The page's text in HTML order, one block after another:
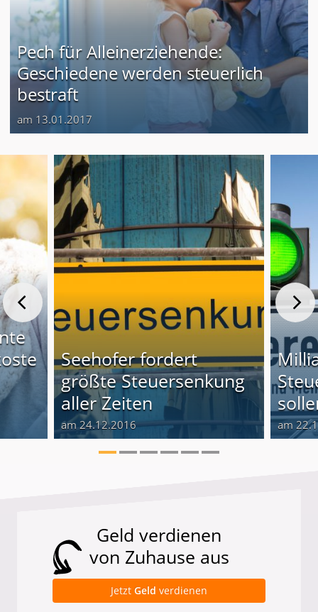
Pech für Alleinerziehende:
Geschiedene werden steuerlich
bestraft
am 13.01.2017
Seehofer fordert
größte Steuersenkung
aller Zeiten
am 24.12.2016 am
Geld verdienen
von Zuhause aus
Jetzt Geld verdienen